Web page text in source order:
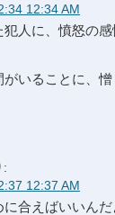
12:34 AM
犯人に、憤怒の
いることに、憎
:
12:37 AM
合えばいいんだ